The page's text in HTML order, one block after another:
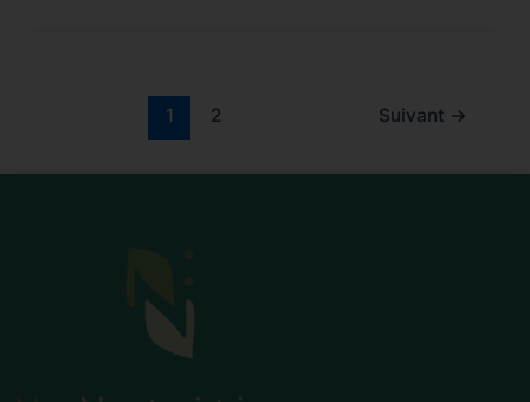
1 2 Suivant →